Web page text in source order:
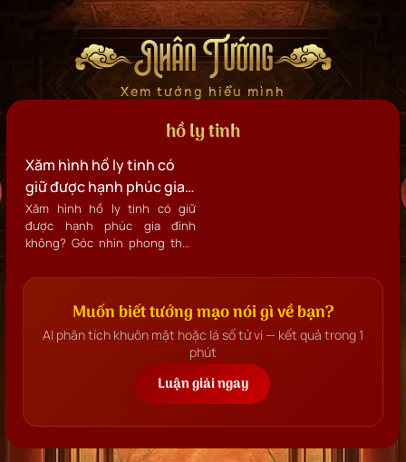
Nhân Tướng
Xem tướng hiểu mình
hồ ly tinh
Xăm hình hồ ly tinh có
giữ được hạnh phúc gia
đình không?
Xăm hình hồ ly tinh có giữ
được hạnh phúc gia đình
không? Góc nhìn phong thủy
trình hơn 20 năm nghiên cứu
linh, tôi gặp rất nhiều trường
hợp đặt câu hỏi: xăm hình hồ ly
tinh hoặc mang theo hình hồ ly
có giúp giữ hạnh phúc gia đình
hay không? Dựa hoàn toàn
trên nội dung bài viết gốc, câu
Muốn biết tướng mạo nói gì về bạn?
AI phân tích khuôn mặt hoặc lá số tử vi — kết quả trong 1
phút
Luận giải ngay